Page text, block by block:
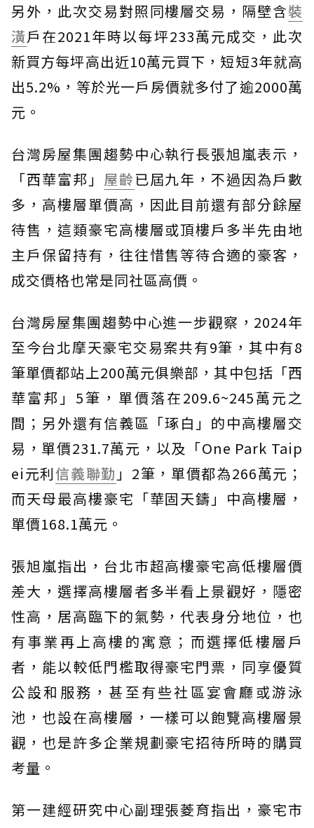
另外，此次交易對照同樓層交易，隔壁含裝
潢戶在2021年時以每坪233萬元成交，此次
新買方每坪高出近10萬元買下，短短3年就高
出5.2%，等於光一戶房價就多付了逾2000萬
元。
台灣房屋集團趨勢中心執行長張旭嵐表示，
「西華富邦」 屋齡已屆九年，不過因為戶數
多，高樓層單價高，因此目前還有部分餘屋
待售，這類豪宅高樓層或頂樓戶多半先由地
主戶保留持有，往往惜售等待合適的豪客，
成交價格也常是同社區高價。
台灣房屋集團趨勢中心進一步觀察，2024年
至今台北摩天豪宅交易案共有9筆，其中有8
筆單價都站上200萬元俱樂部，其中包括「西
華富邦」5筆，單價落在209.6~245萬元之
間；另外還有信義區「琢白」的中高樓層交
易，單價231.7萬元，以及「One Park Taip
ei元利信義聯勤 」2筆，單價都為266萬元；
而天母最高樓豪宅「華固天鑄」中高樓層，
單價168.1萬元。
張旭嵐指出，台北市超高樓豪宅高低樓層價
差大，選擇高樓層者多半看上景觀好，隱密
性高，居高臨下的氣勢，代表身分地位，也
有事業再上高樓的寓意；而選擇低樓層戶
者，能以較低門檻取得豪宅門票，同享優質
公設和服務，甚至有些社區宴會廳或游泳
池，也設在高樓層，一樣可以飽覽高樓層景
觀，也是許多企業規劃豪宅招待所時的購買
考量。
第一建經研究中心副理張菱育指出，豪宅市